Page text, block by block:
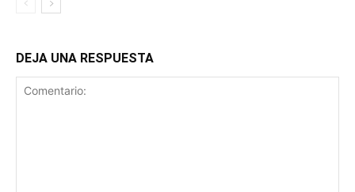
DEJA UNA RESPUESTA